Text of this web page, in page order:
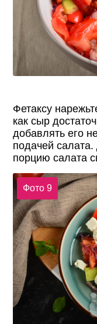
Фетаксу
как сыр
добавлять его
подачей салата.
порцию салата
Фото 9